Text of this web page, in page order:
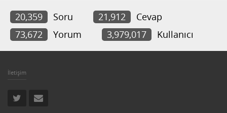
20,359 Soru 21,912
Cevap
73,672
Yorum 3,979,017 Kullanıcı
İletişim